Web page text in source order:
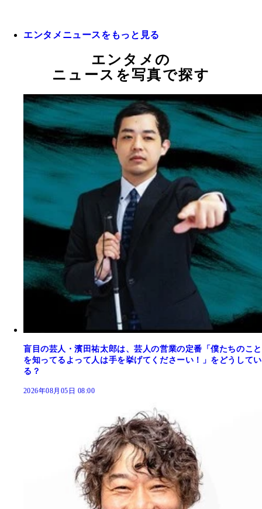
エンタメニュースをもっと見る
エンタメの
ニュースを写真で探す
盲目の芸人・濱田祐太郎は、芸人の営業の定番「僕たちのこと
を知ってるよって人は手を挙げてくださーい！」をどうしてい
る？
2026年08月05日 08:00